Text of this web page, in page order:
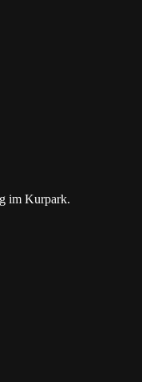
im Kurpark.